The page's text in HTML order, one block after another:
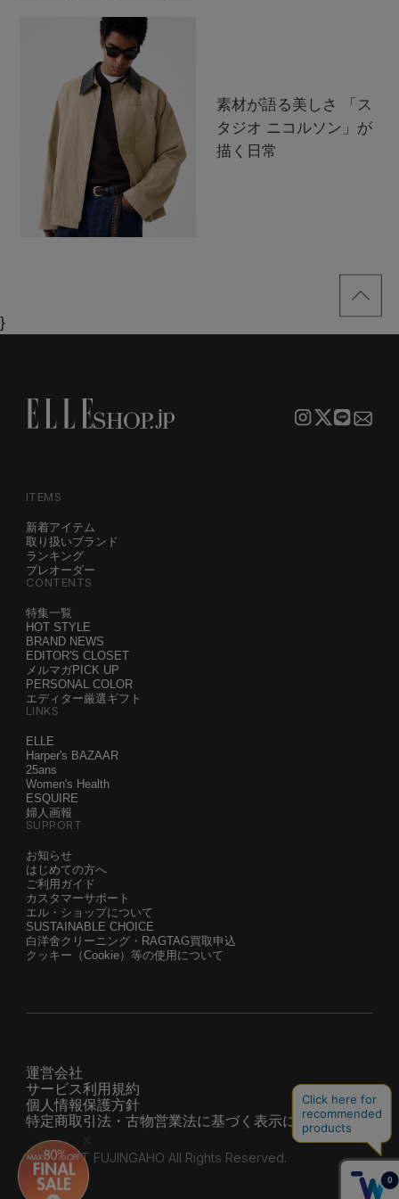
ELLE SHOP 公式アプリ
素材が語る美しさ 「ス
タジオ ニコルソン」が
描く日常
}
ITEMS
新着アイテム
取り扱いブランド
ランキング
プレオーダー
CONTENTS
特集一覧
HOT STYLE
BRAND NEWS
EDITOR'S CLOSET
メルマガPICK UP
PERSONAL COLOR
エディター厳選ギフト
LINKS
ELLE
Harper's BAZAAR
25ans
Women's Health
ESQUIRE
婦人画報
SUPPORT
お知らせ
はじめての方へ
ご利用ガイド
カスタマーサポート
エル・ショップについて
SUSTAINABLE CHOICE
白洋舍クリーニング・RAGTAG買取申込
クッキー（Cookie）等の使用について
運営会社
サービス利用規約
個人情報保護方針
特定商取引法・古物営業法に基づく表示について
© HEARST FUJINGAHO All Rights Reserved.